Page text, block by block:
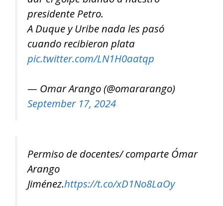
presidente Petro.
A Duque y Uribe nada les pasó
cuando recibieron plata
pic.twitter.com/LN1H0aatqp
— Omar Arango (@omararango)
September 17, 2024
Permiso de docentes/ comparte Ómar
Arango
Jiménez.https://t.co/xD1No8LaOy